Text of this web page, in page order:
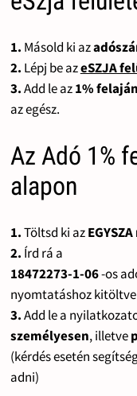
1. Másold ki az
2. Lépj be azeSZJA
3.Add le az1%
az egész.
Az Adó 1%
alapon
1.Töltsd ki az
2. Írd rá a
18472273-1-06-os
nyomtatáshoz
3.Add le a
személyesen, illetve
(kérdés esetén
adni)